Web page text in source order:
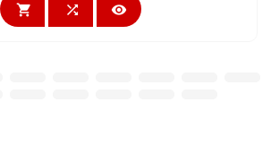
  